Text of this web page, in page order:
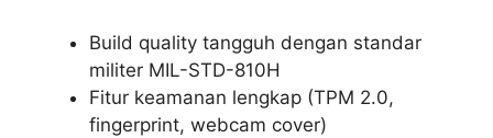
Build quality tangguh dengan standar
militer MIL-STD-810H
Fitur keamanan lengkap (TPM 2.0,
fingerprint, webcam cover)